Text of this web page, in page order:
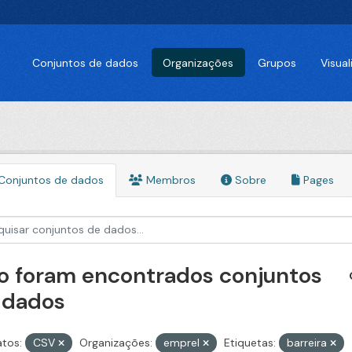
Conjuntos de dados Organizações Grupos
de dados Membros Sobre Pages
foram encontrados conjuntos
CSV Organizações: emprel Etiquetas: barreira